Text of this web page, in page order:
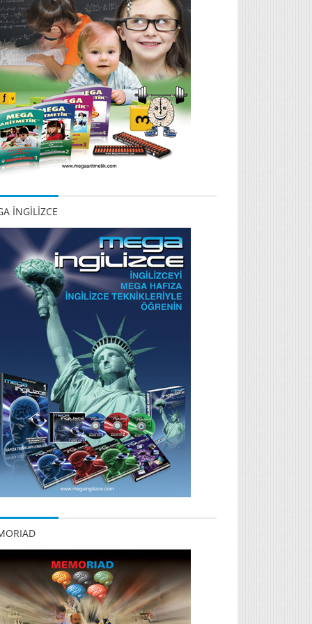
İNGİLİZCE